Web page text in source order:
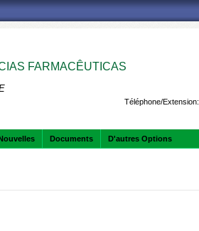
FARMACÊUTICAS
Téléphone/Extension:
Documents D'autres Options